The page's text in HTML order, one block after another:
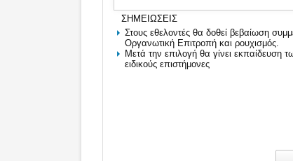
ΣΗΜΕΙΩΣΕΙΣ
Στους εθελοντές θα δοθεί βεβαίωση
Οργανωτική Επιτροπή και ρουχισμός.
Μετά την επιλογή θα γίνει εκπαίδευση
ειδικούς επιστήμονες